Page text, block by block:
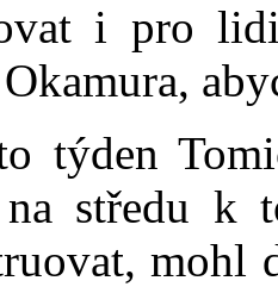
i pro
týden
středu k
mohl